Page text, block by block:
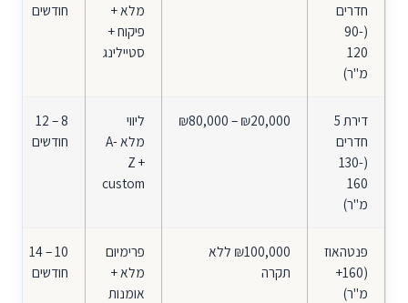
חדרים
(90-
120
מ"ר)
מלא +
פיקוח +
סטיילינג
חודשים
דירת 5
חדרים
(130-
160
מ"ר)
₪80,000 – ₪20,000
ליווי
מלא A-
Z +
custom
12 – 8
חודשים
פנטהאוז
(160+
מ"ר)
₪100,000 ללא
תקרה
פרימיום
מלא +
אומנות
14 – 10
חודשים